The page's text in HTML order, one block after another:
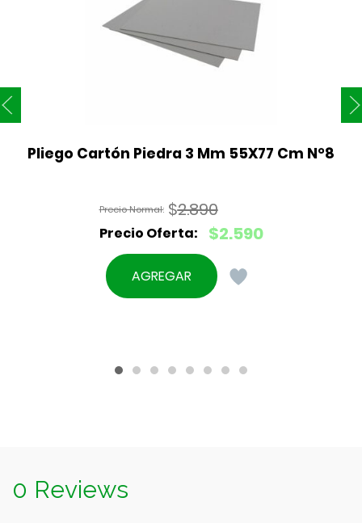
Pliego Cartón Piedra 3 Mm 55X77 Cm N°8
$2.890
El
precio
original
$2.590
El
precio
actual
AGREGAR
0 Reviews